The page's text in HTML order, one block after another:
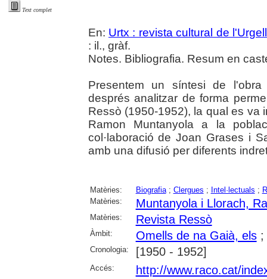
Text complet
En: Urtx : revista cultural de l'Urgell
: il., gràf.
Notes. Bibliografia. Resum en
Presentem un síntesi de
després analitzar de forma
Ressò (1950-1952), la qual es va
Ramon Muntanyola a la
col·laboració de Joan Grases i
amb una difusió per diferents
Matèries: Biografia; Clergues ; Intel·lectuals ;
Matèries:
Muntanyola i Llorach,
Matèries: Revista Ressò
Àmbit: Omells de na Gaià, els;
Cronologia: [1950 - 1952]
Accés: http://www.raco.cat/